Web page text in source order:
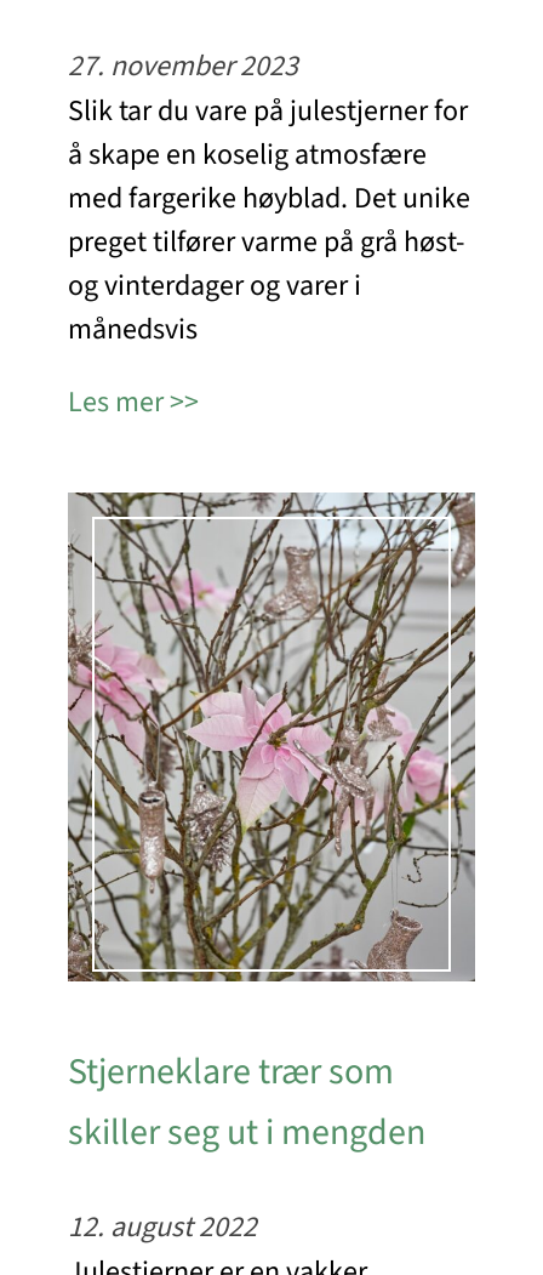
27. november 2023
Slik tar du vare på julestjerner for
å skape en koselig atmosfære
med fargerike høyblad. Det unike
preget tilfører varme på grå høst-
og vinterdager og varer i
månedsvis
Les mer
Stjerneklare trær som
skiller seg ut i mengden
12. august 2022